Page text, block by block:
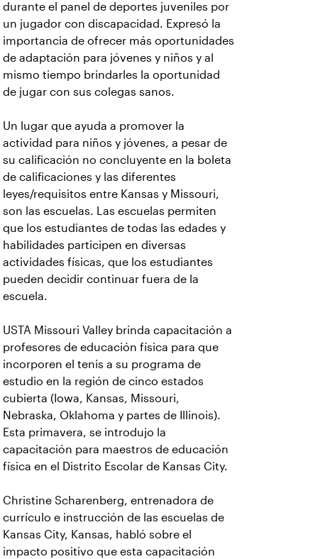
durante el panel de deportes juveniles por
un jugador con discapacidad. Expresó la
importancia de ofrecer más oportunidades
de adaptación para jóvenes y niños y al
mismo tiempo brindarles la oportunidad
de jugar con sus colegas sanos.
Un lugar que ayuda a promover la
actividad para niños y jóvenes, a pesar de
su calificación no concluyente en la boleta
de calificaciones y las diferentes
leyes/requisitos entre Kansas y Missouri,
son las escuelas. Las escuelas permiten
que los estudiantes de todas las edades y
habilidades participen en diversas
actividades físicas, que los estudiantes
pueden decidir continuar fuera de la
escuela.
USTA Missouri Valley brinda capacitación a
profesores de educación física para que
incorporen el tenis a su programa de
estudio en la región de cinco estados
cubierta (Iowa, Kansas, Missouri,
Nebraska, Oklahoma y partes de Illinois).
Esta primavera, se introdujo la
capacitación para maestros de educación
física en el Distrito Escolar de Kansas City.
Christine Scharenberg, entrenadora de
currículo e instrucción de las escuelas de
Kansas City, Kansas, habló sobre el
impacto positivo que esta capacitación